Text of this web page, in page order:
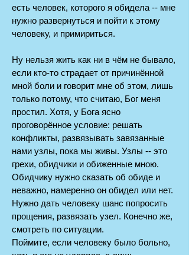
есть человек, которого я обидела -- мне
нужно развернуться и пойти к этому
человеку, и примириться.
Ну нельзя жить как ни в чём не бывало,
если кто-то страдает от причинённой
мной боли и говорит мне об этом, лишь
только потому, что считаю, Бог меня
простил. Хотя, у Бога ясно
проговорённое условие: решать
конфликты, развязывать завязанные
нами узлы, пока мы живы. Узлы -- это
грехи, обидчики и обиженные мною.
Обидчику нужно сказать об обиде и
неважно, намеренно он обидел или нет.
Нужно дать человеку шанс попросить
прощения, развязать узел. Конечно же,
смотреть по ситуации.
Поймите, если человеку было больно,